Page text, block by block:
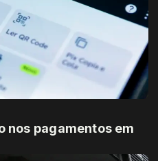
nos pagamentos em